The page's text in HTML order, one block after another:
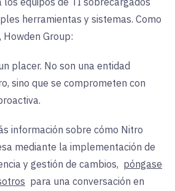
herramientas y sistemas. Como
Group:
placer. No son una entidad
sino que se comprometen con
información sobre cómo Nitro
mediante la implementación de
y gestión de cambios, póngase
para una conversación en